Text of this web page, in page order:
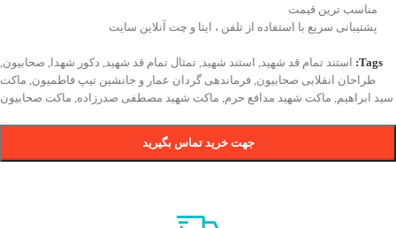
مناسب ترین قیمت
پشتیبانی سریع با استفاده از تلفن ، ایتا و چت آنلاین سایت
Tags: استند تمام قد شهید, استند شهید, تمثال تمام قد شهید, دکور شهدا , صحابیون,
طراحان انقلابی صحابیون, فرماندهی گردان عمار و جانشین تیپ فاطمیون, ماکت
سید ابراهیم, ماکت شهید مدافع حرم, ماکت شهید مصطفی صدرزاده, ماکت صحابیون
جهت خرید تماس بگیرید